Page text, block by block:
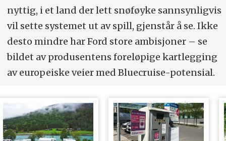
nyttig, i et land der lett snøføyke sannsynligvis
vil sette systemet ut av spill, gjenstår å se. Ikke
desto mindre har Ford store ambisjoner – se
bildet av produsentens foreløpige kartlegging
av europeiske veier med Bluecruise-potensial.